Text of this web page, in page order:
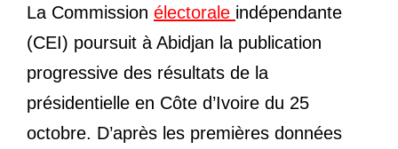
La Commission électorale indépendante
(CEI) poursuit à Abidjan la publication
progressive des résultats de la
présidentielle en Côte d’Ivoire du 25
octobre. D’après les premières données